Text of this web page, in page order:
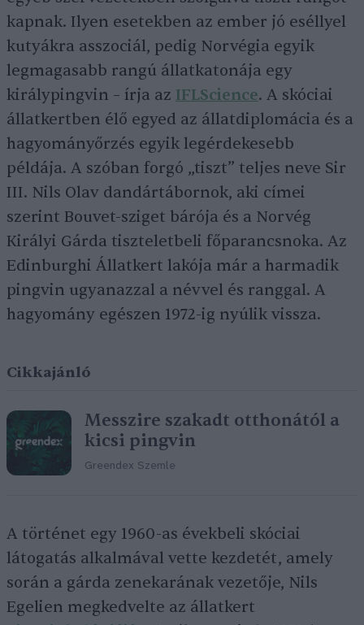
kapnak. Ilyen esetekben az ember jó eséllyel
kutyákra asszociál, pedig Norvégia egyik
legmagasabb rangú állatkatonája egy
királypingvin – írja az IFLScience. A skóciai
állatkertben élő egyed az állatdiplomácia és a
hagyományőrzés egyik legérdekesebb
példája. A szóban forgó „tiszt” teljes neve Sir
III. Nils Olav dandártábornok, aki címei
szerint Bouvet-sziget bárója és a Norvég
Királyi Gárda tiszteletbeli főparancsnoka. Az
Edinburghi Állatkert lakója már a harmadik
pingvin ugyanazzal a névvel és ranggal. A
hagyomány egészen 1972-ig nyúlik vissza.
Cikkajánló
Messzire szakadt otthonától a
kicsi pingvin
Greendex Szemle
A történet egy 1960-as évekbeli skóciai
látogatás alkalmával vette kezdetét, amely
során a gárda zenekarának vezetője, Nils
Egelien megkedvelte az állatkert